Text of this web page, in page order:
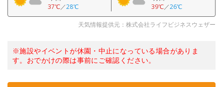
37℃／28℃ 39℃／26℃
天気情報提供元：株式会社ライフビジネスウェザー
※施設やイベントが休園・中止になっている場合がありま
す。おでかけの際は事前にご確認ください。